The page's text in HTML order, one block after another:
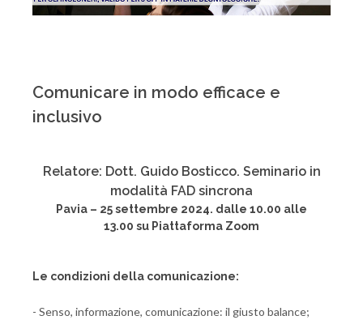
Comunicare in modo efficace e
inclusivo
Relatore: Dott. Guido Bosticco. Seminario in
modalità FAD sincrona
Pavia – 25 settembre 2024. dalle 10.00 alle
13.00 su Piattaforma Zoom
Le condizioni della comunicazione:
- Senso, informazione, comunicazione: il giusto balance;